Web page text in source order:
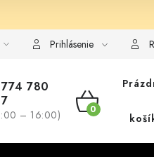
Prihlásenie
780
– 16:00)
NÁKUPNÝ